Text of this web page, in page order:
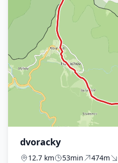
dvoracky
12.7 km 53min 474m